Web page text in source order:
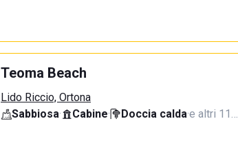
Teoma Beach
Lido Riccio, Ortona
Sabbiosa· Cabine· Doccia calda·e altri 11…